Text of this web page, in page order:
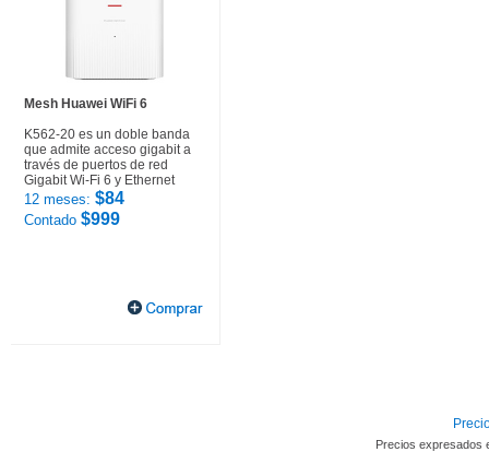
Mesh Huawei WiFi 6
K562-20 es un doble banda
que admite acceso gigabit a
través de puertos de red
Gigabit Wi-Fi 6 y Ethernet
12 meses: $84
Contado $999
Precios expresados